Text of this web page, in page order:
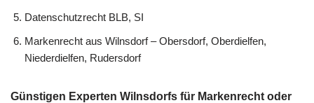
Datenschutzrecht BLB, SI
Markenrecht aus Wilnsdorf – Obersdorf, Oberdielfen,
Niederdielfen, Rudersdorf
Günstigen Experten Wilnsdorfs für Markenrecht oder